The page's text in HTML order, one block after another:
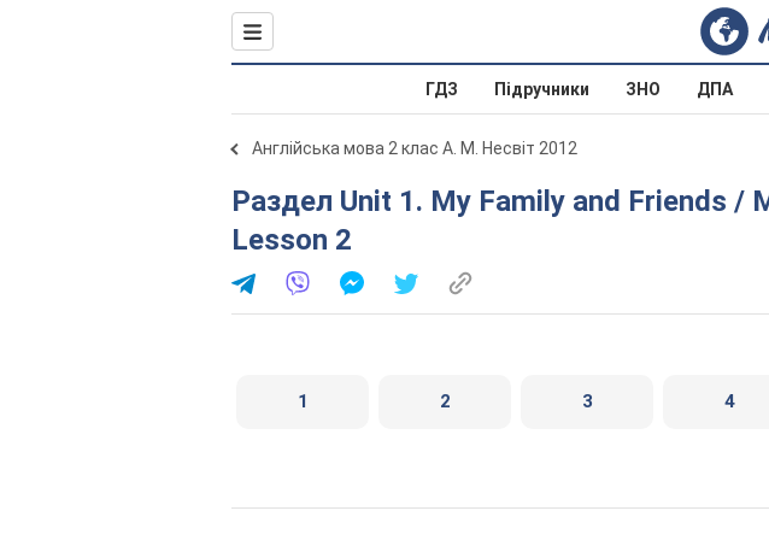
ГДЗ Підручники ЗНО ДПА
Англійська мова 2 клас А. М. Несвіт 2012
Раздел Unit 1. My Family and Friends / Моя сім'я і друзі.
Lesson 2
1 2 3 4